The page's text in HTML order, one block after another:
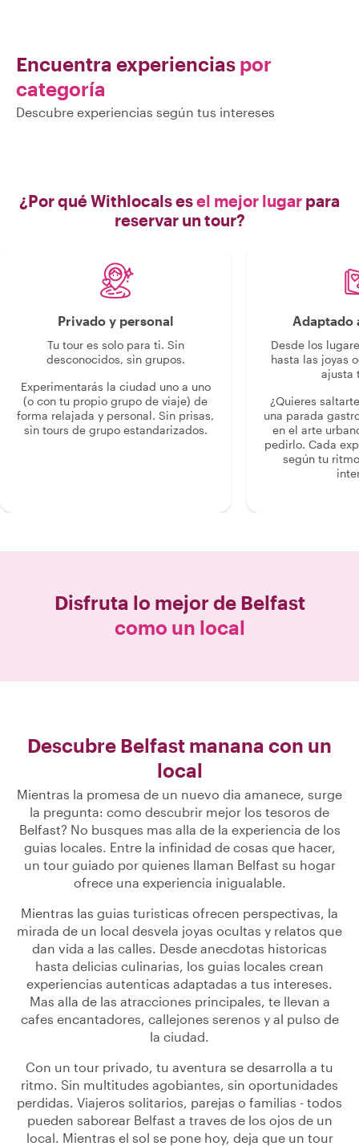
Encuentra experiencias por
categoría
Descubre experiencias según tus intereses
¿Por qué Withlocals esel mejor lugar para
reservar un tour?
Privado y personal
Tu tour es solo para ti. Sin
desconocidos, sin grupos.
Experimentarás la ciudad uno a uno
(o con tu propio grupo de viaje) de
forma relajada y personal. Sin prisas,
sin tours de grupo estandarizados.
Adaptado
Desde los
hasta las joyas
ajusta
¿Quieres
una parada
en el arte
pedirlo. Cada
según tu
Disfruta lo mejor de Belfast
como un local
Descubre Belfast manana con un
local
Mientras la promesa de un nuevo dia amanece, surge
la pregunta: como descubrir mejor los tesoros de
Belfast? No busques mas alla de la experiencia de los
guias locales. Entre la infinidad de cosas que hacer,
un tour guiado por quienes llaman Belfast su hogar
ofrece una experiencia inigualable.
Mientras las guias turisticas ofrecen perspectivas, la
mirada de un local desvela joyas ocultas y relatos que
dan vida a las calles. Desde anecdotas historicas
hasta delicias culinarias, los guias locales crean
experiencias autenticas adaptadas a tus intereses.
Mas alla de las atracciones principales, te llevan a
cafes encantadores, callejones serenos y al pulso de
la ciudad.
Con un tour privado, tu aventura se desarrolla a tu
ritmo. Sin multitudes agobiantes, sin oportunidades
perdidas. Viajeros solitarios, parejas o familias - todos
pueden saborear Belfast a traves de los ojos de un
local. Mientras el sol se pone hoy, deja que un tour